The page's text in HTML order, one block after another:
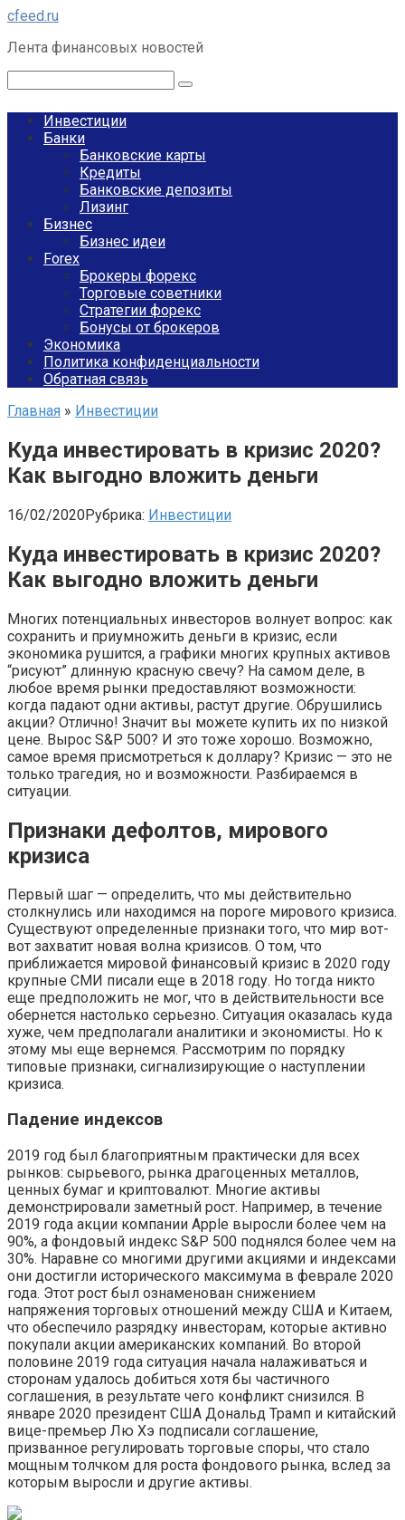
Перейти
контенту
cfeed.ru
Лента финансовых новостей
Инвестиции
Банки
Банковские карты
Кредиты
Банковские депозиты
Лизинг
Бизнес
Бизнес идеи
Forex
Брокеры форекс
Торговые советники
Стратегии форекс
Бонусы от брокеров
Экономика
Политика конфиденциальности
Обратная связь
Главная » Инвестиции
Куда инвестировать в кризис 2020?
Как выгодно вложить деньги
16/02/2020Рубрика: Инвестиции
Куда инвестировать в кризис 2020?
Как выгодно вложить деньги
Многих потенциальных инвесторов волнует вопрос: как
сохранить и приумножить деньги в кризис, если
экономика рушится, а графики многих крупных активов
“рисуют” длинную красную свечу? На самом деле, в
любое время рынки предоставляют возможности:
когда падают одни активы, растут другие. Обрушились
акции? Отлично! Значит вы можете купить их по низкой
цене. Вырос S&P 500? И это тоже хорошо. Возможно,
самое время присмотреться к доллару? Кризис — это не
только трагедия, но и возможности. Разбираемся в
ситуации.
Признаки дефолтов, мирового
кризиса
Первый шаг — определить, что мы действительно
столкнулись или находимся на пороге мирового кризиса.
Существуют определенные признаки того, что мир вот-
вот захватит новая волна кризисов. О том, что
приближается мировой финансовый кризис в 2020 году
крупные СМИ писали еще в 2018 году. Но тогда никто
еще предположить не мог, что в действительности все
обернется настолько серьезно. Ситуация оказалась куда
хуже, чем предполагали аналитики и экономисты. Но к
этому мы еще вернемся. Рассмотрим по порядку
типовые признаки, сигнализирующие о наступлении
кризиса.
Падение индексов
2019 год был благоприятным практически для всех
рынков: сырьевого, рынка драгоценных металлов,
ценных бумаг и криптовалют. Многие активы
демонстрировали заметный рост. Например, в течение
2019 года акции компании Apple выросли более чем на
90%, а фондовый индекс S&P 500 поднялся более чем на
30%. Наравне со многими другими акциями и индексами
они достигли исторического максимума в феврале 2020
года. Этот рост был ознаменован снижением
напряжения торговых отношений между США и Китаем,
что обеспечило разрядку инвесторам, которые активно
покупали акции американских компаний. Во второй
половине 2019 года ситуация начала налаживаться и
сторонам удалось добиться хотя бы частичного
соглашения, в результате чего конфликт снизился. В
январе 2020 президент США Дональд Трамп и китайский
вице-премьер Лю Хэ подписали соглашение,
призванное регулировать торговые споры, что стало
мощным толчком для роста фондового рынка, вслед за
которым выросли и другие активы.